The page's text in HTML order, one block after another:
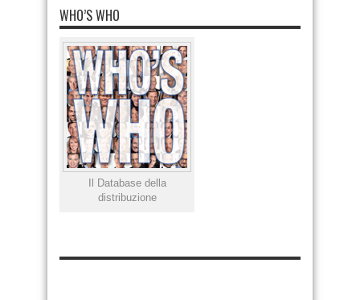
WHO’S WHO
Il Database della
distribuzione